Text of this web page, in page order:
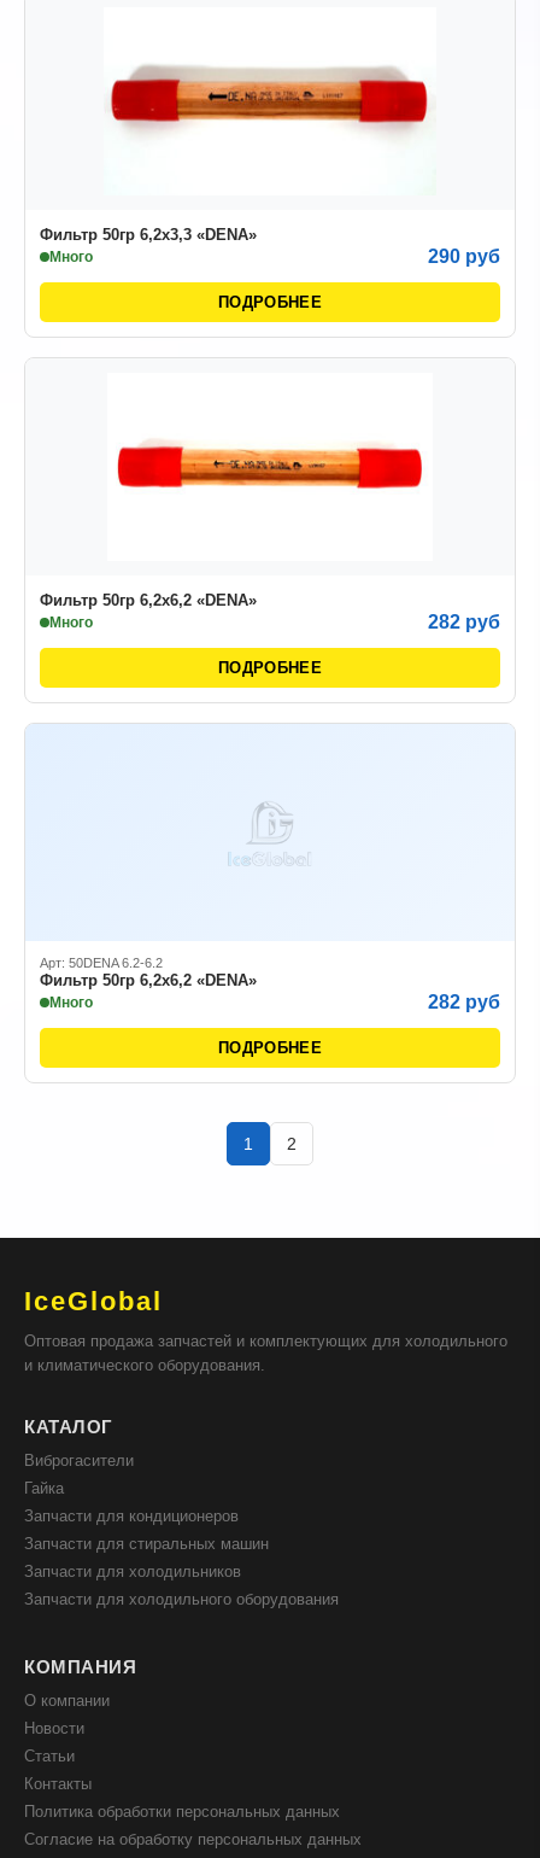
Фильтр 50гр 6,2х3,3 «DENA»
Много 290 руб
ПОДРОБНЕЕ
Фильтр 50гр 6,2х6,2 «DENA»
Много 282 руб
ПОДРОБНЕЕ
Арт: 50DENA 6.2-6.2
Фильтр 50гр 6,2х6,2 «DENA»
Много 282 руб
ПОДРОБНЕЕ
1 2
IceGlobal
Оптовая продажа запчастей и комплектующих для холодильного
и климатического оборудования.
КАТАЛОГ
Виброгасители
Гайка
Запчасти для кондиционеров
Запчасти для стиральных машин
Запчасти для холодильников
Запчасти для холодильного оборудования
КОМПАНИЯ
О компании
Новости
Статьи
Контакты
Политика обработки персональных данных
Согласие на обработку персональных данных